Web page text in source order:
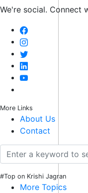
We're social. Connect
More Links
About Us
Contact
#Top on Krishi Jagran
More Topics